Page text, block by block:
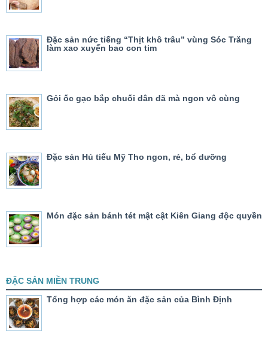
Đặc sản nức tiếng “Thịt khô trâu” vùng Sóc Trăng
làm xao xuyến bao con tim
Gỏi ốc gạo bắp chuối dân dã mà ngon vô cùng
Đặc sản Hủ tiếu Mỹ Tho ngon, rẻ, bổ dưỡng
Món đặc sản bánh tét mật cật Kiên Giang độc quyền
ĐẶC SẢN MIỀN TRUNG
Tổng hợp các món ăn đặc sản của Bình Định